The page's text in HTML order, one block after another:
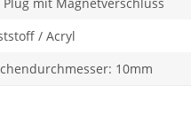
/ Acryl
10mm